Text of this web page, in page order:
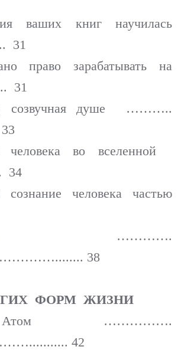
ваших книг научилась
31
право зарабатывать на
31
созвучная душе ………..
человека во вселенной
сознание человека частью
………….
38
ФОРМ ЖИЗНИ
Атом …………….
42